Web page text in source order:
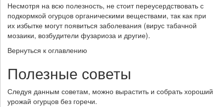
Несмотря на всю полезность, не стоит переусердствовать с
подкормкой огурцов органическими веществами, так как при
их избытке могут появиться заболевания (вирус табачной
мозаики, возбудители фузариоза и другие).
Вернуться к оглавлению
Полезные советы
Следуя данным советам, можно вырастить и собрать хороший
урожай огурцов без горечи.